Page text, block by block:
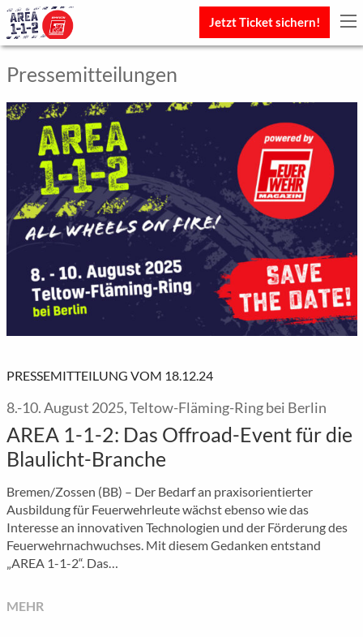
Jetzt Ticket sichern!
Pressemitteilungen
PRESSEMITTEILUNG VOM 18.12.24
8.-10. August 2025, Teltow-Fläming-Ring bei Berlin
AREA 1-1-2: Das Offroad-Event für die
Blaulicht-Branche
Bremen/Zossen (BB) – Der Bedarf an praxisorientierter
Ausbildung für Feuerwehrleute wächst ebenso wie das
Interesse an innovativen Technologien und der Förderung des
Feuerwehrnachwuchses. Mit diesem Gedanken entstand
„AREA 1-1-2“. Das…
MEHR